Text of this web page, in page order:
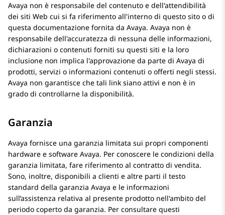
Avaya non è responsabile del contenuto e dell'attendibilità
dei siti Web cui si fa riferimento all'interno di questo sito o di
questa documentazione fornita da Avaya. Avaya non è
responsabile dell'accuratezza di nessuna delle informazioni,
dichiarazioni o contenuti forniti su questi siti e la loro
inclusione non implica l'approvazione da parte di Avaya di
prodotti, servizi o informazioni contenuti o offerti negli stessi.
Avaya non garantisce che tali link siano attivi e non è in
grado di controllarne la disponibilità.
Garanzia
Avaya fornisce una garanzia limitata sui propri componenti
hardware e software Avaya. Per conoscere le condizioni della
garanzia limitata, fare riferimento al contratto di vendita.
Sono, inoltre, disponibili a clienti e altre parti il testo
standard della garanzia Avaya e le informazioni
sull’assistenza relativa al presente prodotto nell'ambito del
periodo coperto da garanzia. Per consultare questi